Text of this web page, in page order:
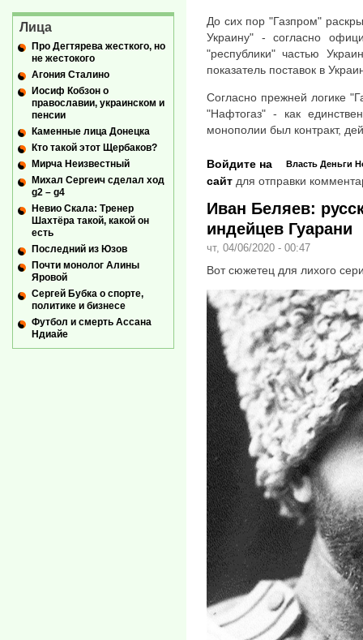
До сих пор "Газпром"
Украину" - согласно
"республики" частью
показатель поставок в
Согласно прежней логике
"Нафтогаз" - как
монополии был контракт,
Власть Деньги
Войдите на
сайт для отправки
Иван Беляев:
индейцев Гуарани
чт, 04/06/2020 - 00:47
Вот сюжетец для лихого
Лица
Про Дегтярева жесткого, но
не жестокого
Агония Сталино
Иосиф Кобзон о
православии, украинском и
пенсии
Каменные лица Донецка
Кто такой этот Щербаков?
Мирча Неизвестный
Михал Сергеич сделал ход
g2 – g4
Невио Скала: Тренер
Шахтёра такой, какой он
есть
Последний из Юзов
Почти монолог Алины
Яровой
Сергей Бубка о спорте,
политике и бизнесе
Футбол и смерть Ассана
Ндиайе